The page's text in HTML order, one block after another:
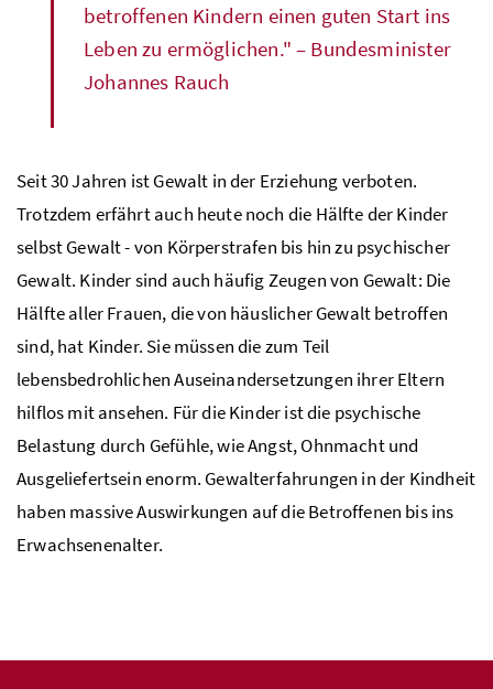
betroffenen Kindern einen guten Start ins
Leben zu ermöglichen." – Bundesminister
Johannes Rauch
Seit 30 Jahren ist Gewalt in der Erziehung verboten.
Trotzdem erfährt auch heute noch die Hälfte der Kinder
selbst Gewalt - von Körperstrafen bis hin zu psychischer
Gewalt. Kinder sind auch häufig Zeugen von Gewalt: Die
Hälfte aller Frauen, die von häuslicher Gewalt betroffen
sind, hat Kinder. Sie müssen die zum Teil
lebensbedrohlichen Auseinandersetzungen ihrer Eltern
hilflos mit ansehen. Für die Kinder ist die psychische
Belastung durch Gefühle, wie Angst, Ohnmacht und
Ausgeliefertsein enorm. Gewalterfahrungen in der Kindheit
haben massive Auswirkungen auf die Betroffenen bis ins
Erwachsenenalter.